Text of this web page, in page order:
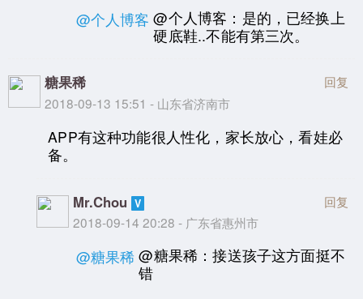
@个人博客 @个人博客：是的，已经换上
硬底鞋..不能有第三次。
糖果稀
2018-09-13 15:51 - 山东省济南市
回复
APP有这种功能很人性化，家长放心，看娃必
备。
Mr.Chou
2018-09-14 20:28 - 广东省惠州市
回复
@糖果稀 @糖果稀：接送孩子这方面挺不
错